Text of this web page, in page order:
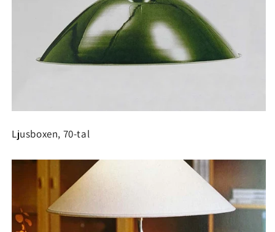
Ljusboxen, 70-tal